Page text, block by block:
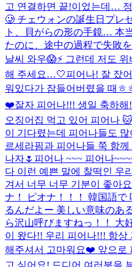
고 연결하면 끝!이었는데…
🥲 チェウォンの誕生日プレ
ト、貝がらの形の手鏡… 本
たのに、途中の過程で失敗
날씨 와우😱⚡ 그런데 저도
해 주세요…🤍피어나! 잘 잤
워있다가 잠들어버렸을 때ㅎ
❤️잘자 피어나!!! 생일 축하
오징어집 먹고 있어 피어나
이 기다렸는데 피어나들도
르세라핌과 피어나들 쭉 함
나자🌷 피어나 ~~~ 피어나
다 이런 예쁜 말에 찰떡인 우
겨서 너무 너무 기분이 좋아
ナ！ ピオナ！！！ 韓国語で
るんだよー 美しい意味のあ
ら沢山呼びますねっ！！ 大
이 왔다!! 우리 피어나!!! 항상
해주셔서 고마워요❤️ 앞으로
고 싶어요! 드디어 여러분을